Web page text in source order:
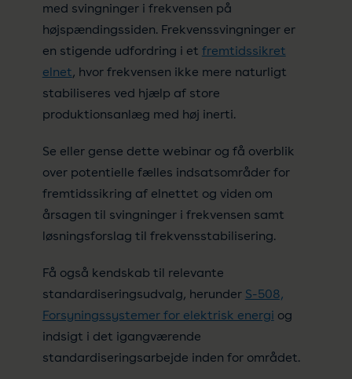
med svingninger i frekvensen på
højspændingssiden. Frekvenssvingninger er
en stigende udfordring i et fremtidssikret
elnet, hvor frekvensen ikke mere naturligt
stabiliseres ved hjælp af store
produktionsanlæg med høj inerti.
Se eller gense dette webinar og få overblik
over potentielle fælles indsatsområder for
fremtidssikring af elnettet og viden om
årsagen til svingninger i frekvensen samt
løsningsforslag til frekvensstabilisering.
Få også kendskab til relevante
standardiseringsudvalg, herunder S-508,
Forsyningssystemer for elektrisk energi og
indsigt i det igangværende
standardiseringsarbejde inden for området.